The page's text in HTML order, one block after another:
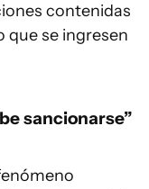
contenidas
que se ingresen
sancionarse”